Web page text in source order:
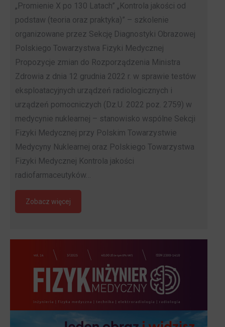
„Promienie X po 130 Latach” „Kontrola jakości od
podstaw (teoria oraz praktyka)” – szkolenie
organizowane przez Sekcję Diagnostyki Obrazowej
Polskiego Towarzystwa Fizyki Medycznej
Propozycje zmian do Rozporządzenia Ministra
Zdrowia z dnia 12 grudnia 2022 r. w sprawie testów
eksploatacyjnych urządzeń radiologicznych i
urządzeń pomocniczych (Dz.U. 2022 poz. 2759) w
medycynie nuklearnej – stanowisko wspólne Sekcji
Fizyki Medycznej przy Polskim Towarzystwie
Medycyny Nuklearnej oraz Polskiego Towarzystwa
Fizyki Medycznej Kontrola jakości
radiofarmaceutyków…
Zobacz więcej